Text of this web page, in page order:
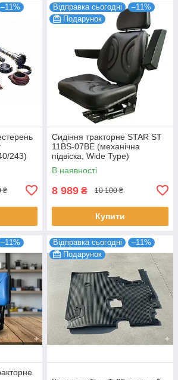
–11%
243)
₴
Відправка сьогодні
–11%
Подарунок
Сидіння тракторне STAR ST
11BS-07BE (механічна
підвіска, Wide Type)
В наявності
8 989 ₴ 10 100 ₴
Купити
–11%
Відправка сьогодні
–11%
Подарунок